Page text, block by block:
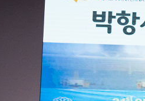
학교상징
학교 CI
교직원현황
학생현황